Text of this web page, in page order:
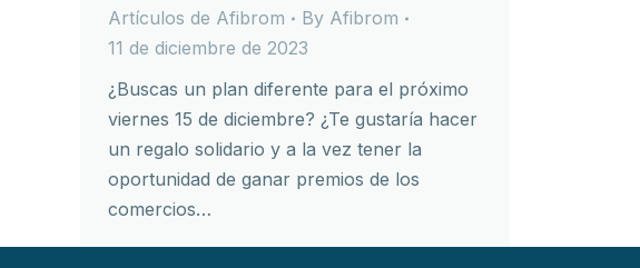
Artículos de Afibrom By Afibrom
11 de diciembre de 2023
¿Buscas un plan diferente para el próximo
viernes 15 de diciembre? ¿Te gustaría hacer
un regalo solidario y a la vez tener la
oportunidad de ganar premios de los
comercios…